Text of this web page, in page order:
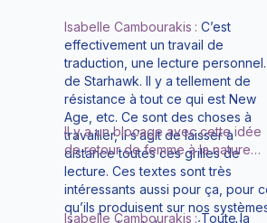
Isabelle Cambourakis : C’est
effectivement un travail de
traduction, une lecture
de Starhawk. Il y a tellement de
résistance à tout ce qui est New
Age, etc. Ce sont des choses à
travailler, il s’agit de laisser à
distance toutes ces grilles de
lecture. Ces textes sont très
intéressants aussi pour ça, pour
qu’ils produisent sur nos
Il y a un blocage avec cette idée
de retour de femme à la nature…
Isabelle Cambourakis :Toute la